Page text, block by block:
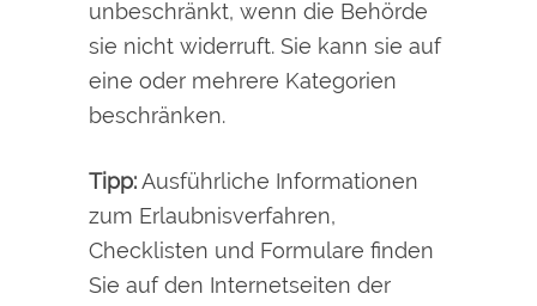
unbeschränkt, wenn die Behörde
sie nicht widerruft. Sie kann sie auf
eine oder mehrere Kategorien
beschränken.
Tipp:Ausführliche Informationen
zum Erlaubnisverfahren,
Checklisten und Formulare finden
Sie auf den Internetseiten der